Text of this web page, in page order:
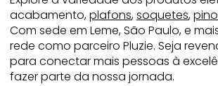
acabamento,plafons,soquetes,
Com sede em Leme, São Paulo, e
rede como parceiro Pluzie. Seja
para conectar mais pessoas à
fazer parte da nossa jornada.